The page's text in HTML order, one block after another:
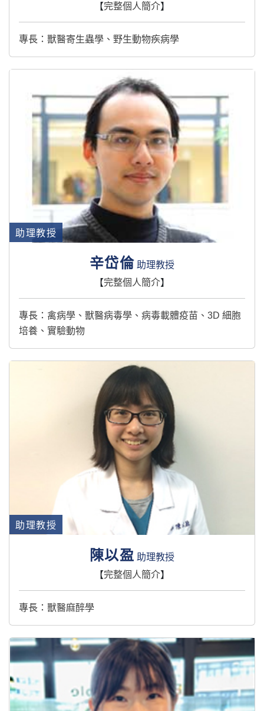
【完整個人簡介】
專長：獸醫寄生蟲學、野生動物疾病學
助理教授
辛岱倫 助理教授
【完整個人簡介】
專長：禽病學、獸醫病毒學、病毒載體疫苗、3D 細胞
培養、實驗動物
助理教授
陳以盈 助理教授
【完整個人簡介】
專長：獸醫麻醉學